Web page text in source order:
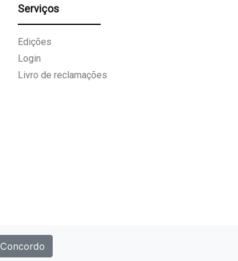
Serviços
Edições
Login
Livro de reclamações
Concordo